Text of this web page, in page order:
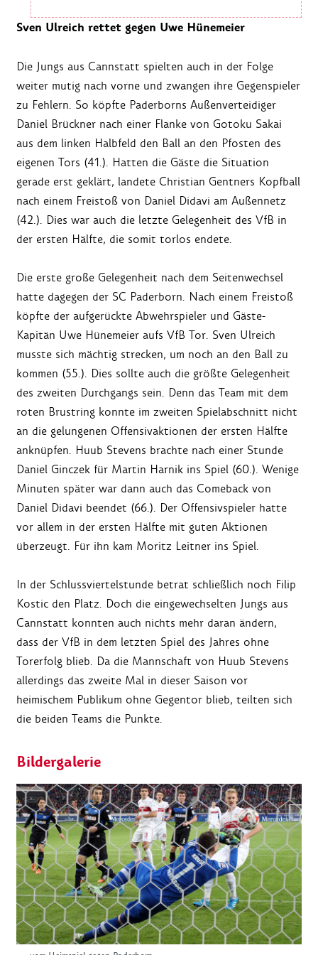
Sven Ulreich rettet gegen Uwe Hünemeier
Die Jungs aus Cannstatt spielten auch in der Folge
weiter mutig nach vorne und zwangen ihre Gegenspieler
zu Fehlern. So köpfte Paderborns Außenverteidiger
Daniel Brückner nach einer Flanke von Gotoku Sakai
aus dem linken Halbfeld den Ball an den Pfosten des
eigenen Tors (41.). Hatten die Gäste die Situation
gerade erst geklärt, landete Christian Gentners Kopfball
nach einem Freistoß von Daniel Didavi am Außennetz
(42.). Dies war auch die letzte Gelegenheit des VfB in
der ersten Hälfte, die somit torlos endete.
Die erste große Gelegenheit nach dem Seitenwechsel
hatte dagegen der SC Paderborn. Nach einem Freistoß
köpfte der aufgerückte Abwehrspieler und Gäste-
Kapitän Uwe Hünemeier aufs VfB Tor. Sven Ulreich
musste sich mächtig strecken, um noch an den Ball zu
kommen (55.). Dies sollte auch die größte Gelegenheit
des zweiten Durchgangs sein. Denn das Team mit dem
roten Brustring konnte im zweiten Spielabschnitt nicht
an die gelungenen Offensivaktionen der ersten Hälfte
anknüpfen. Huub Stevens brachte nach einer Stunde
Daniel Ginczek für Martin Harnik ins Spiel (60.). Wenige
Minuten später war dann auch das Comeback von
Daniel Didavi beendet (66.). Der Offensivspieler hatte
vor allem in der ersten Hälfte mit guten Aktionen
überzeugt. Für ihn kam Moritz Leitner ins Spiel.
In der Schlussviertelstunde betrat schließlich noch Filip
Kostic den Platz. Doch die eingewechselten Jungs aus
Cannstatt konnten auch nichts mehr daran ändern,
dass der VfB in dem letzten Spiel des Jahres ohne
Torerfolg blieb. Da die Mannschaft von Huub Stevens
allerdings das zweite Mal in dieser Saison vor
heimischem Publikum ohne Gegentor blieb, teilten sich
die beiden Teams die Punkte.
Bildergalerie